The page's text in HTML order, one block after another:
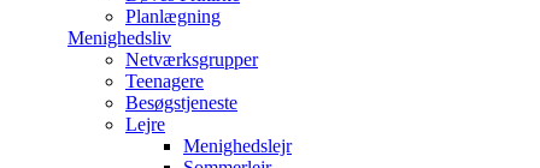
Planlægning
Menighedsliv
Netværksgrupper
Teenagere
Besøgstjeneste
Lejre
Menighedslejr